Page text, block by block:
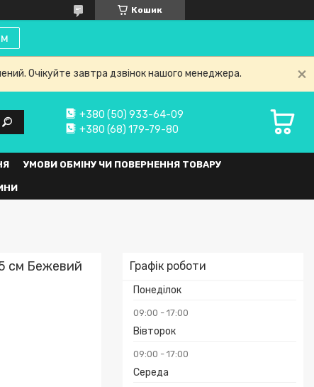
Кошик
Очікуйте завтра дзвінок нашого менеджера.
+380 (50) 933-64-09
+380 (68) 179-79-80
УМОВИ ОБМІНУ ЧИ ПОВЕРНЕННЯ ТОВАРУ
Графік роботи
Понеділок
09:00 17:00
Вівторок
09:00 17:00
Середа
см Бежевий